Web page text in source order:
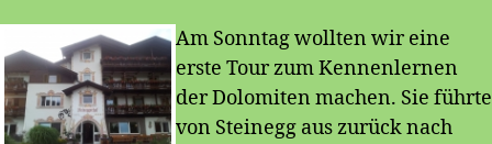
Am Sonntag wollten wir eine
erste Tour zum Kennenlernen
der Dolomiten machen. Sie führte
von Steinegg aus zurück nach